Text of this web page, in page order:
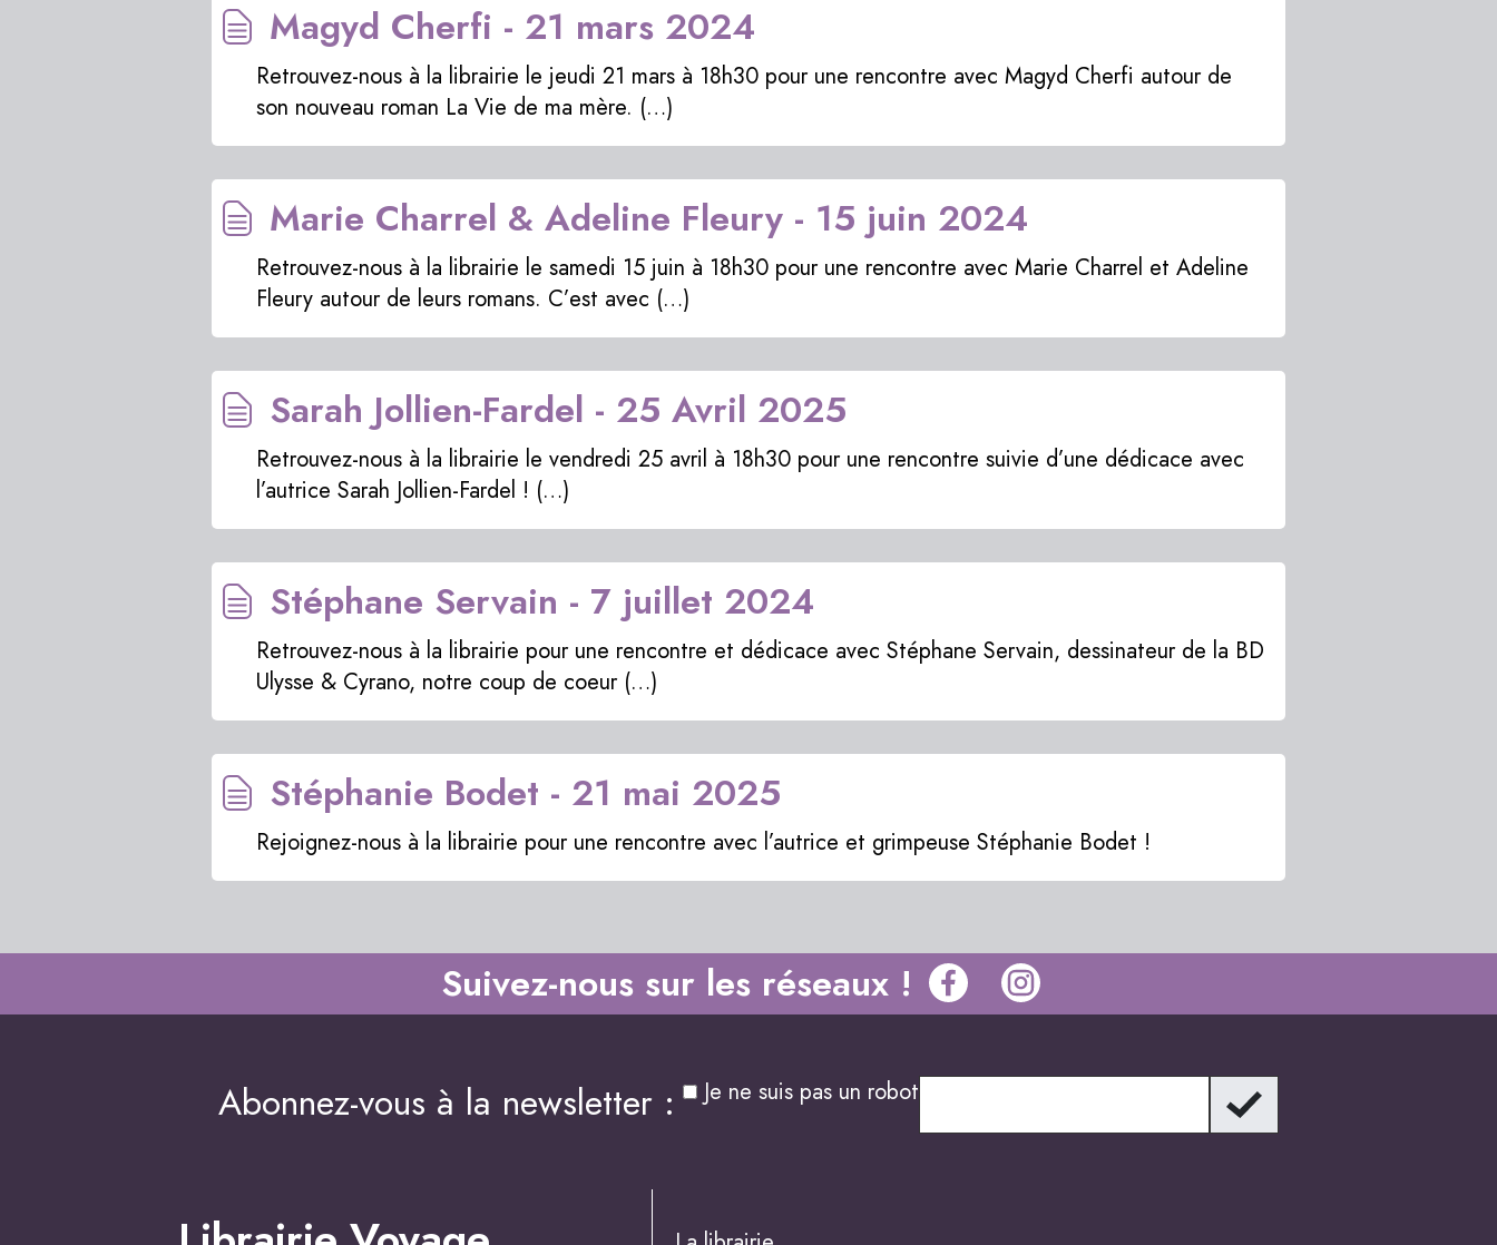
Magyd Cherfi - 21 mars 2024
Retrouvez-nous à la librairie le jeudi 21 mars à 18h30 pour une rencontre avec Magyd Cherfi autour de
son nouveau roman La Vie de ma mère. (…)
Marie Charrel & Adeline Fleury - 15 juin 2024
Retrouvez-nous à la librairie le samedi 15 juin à 18h30 pour une rencontre avec Marie Charrel et Adeline
Fleury autour de leurs romans. C’est avec (…)
Sarah Jollien-Fardel - 25 Avril 2025
Retrouvez-nous à la librairie le vendredi 25 avril à 18h30 pour une rencontre suivie d’une dédicace avec
l’autrice Sarah Jollien-Fardel ! (…)
Stéphane Servain - 7 juillet 2024
Retrouvez-nous à la librairie pour une rencontre et dédicace avec Stéphane Servain, dessinateur de la BD
Ulysse & Cyrano, notre coup de coeur (…)
Stéphanie Bodet - 21 mai 2025
Rejoignez-nous à la librairie pour une rencontre avec l’autrice et grimpeuse Stéphanie Bodet !
Suivez-nous sur les réseaux !
Abonnez-vous à la newsletter : Je ne suis pas un robot